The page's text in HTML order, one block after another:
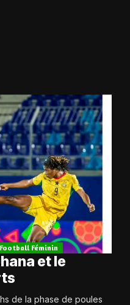
Football Féminin
et le
de la phase de poules